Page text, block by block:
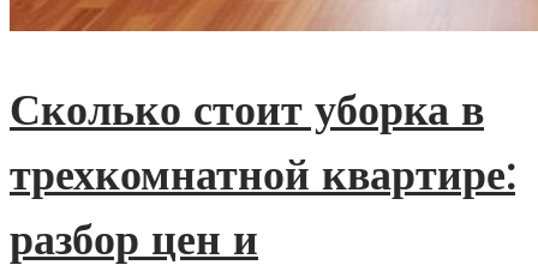
Сколько стоит уборка в
трехкомнатной квартире:
разбор цен и